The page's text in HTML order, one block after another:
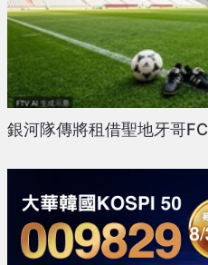
銀河隊傳將租借聖地牙哥